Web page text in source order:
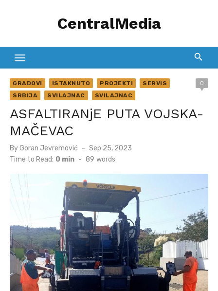
CentralMedia
GRADOVI ISTAKNUTO PROJEKTI
SERVIS
SRBIJA
SVILAJNAC SVILAJNAC
0
ASFALTIRANjE PUTA VOJSKA-
MAČEVAC
ByGoran Jevremović
Posted
on
Sep 25, 2023
Time to Read: 0 min - 89 words